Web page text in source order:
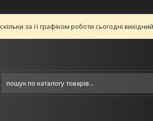
за її графіком роботи сьогодні